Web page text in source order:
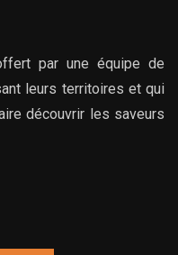
par une équipe de
leurs territoires et qui
découvrir les saveurs